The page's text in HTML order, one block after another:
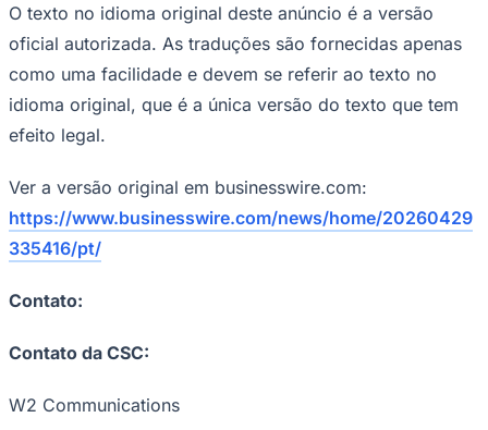
O texto no idioma original deste anúncio é a versão
oficial autorizada. As traduções são fornecidas apenas
como uma facilidade e devem se referir ao texto no
idioma original, que é a única versão do texto que tem
efeito legal.
Ver a versão original em businesswire.com:
https://www.businesswire.com/news/home/20260429
335416/pt/
Contato:
Contato da CSC:
W2 Communications